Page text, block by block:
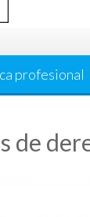
profesional
de